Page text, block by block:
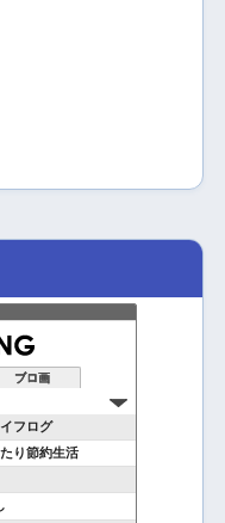
ブロ画
フログ
り節約生活